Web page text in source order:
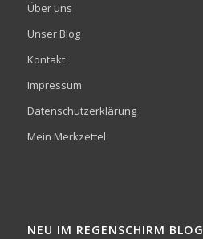
Über uns
Unser Blog
Kontakt
Impressum
Datenschutzerklärung
Mein Merkzettel
NEU IM REGENSCHIRM BLOG